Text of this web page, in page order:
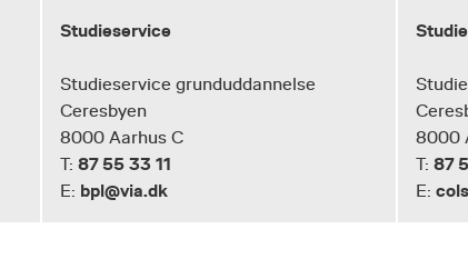
Studieservice
Studieservice grunduddannelse
Ceresbyen
8000 Aarhus C
T: 87 55 33 11
E: bpl@via.dk
8000
T: 87
E: